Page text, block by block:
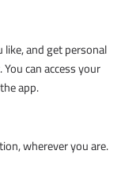
and get personal
can access your
app.
wherever you are.